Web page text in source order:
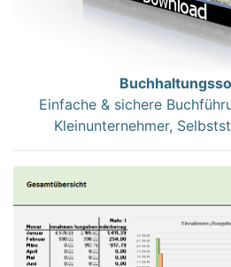
Einfache & sichere
Kleinunternehmer,